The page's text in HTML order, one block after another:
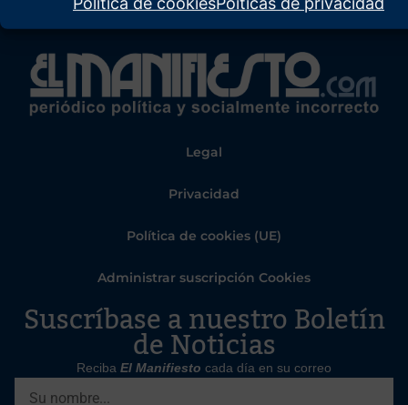
Legal
Privacidad
Política de cookies (UE)
Administrar suscripción Cookies
Suscríbase a nuestro Boletín
de Noticias
Reciba El Manifiesto cada día en su correo